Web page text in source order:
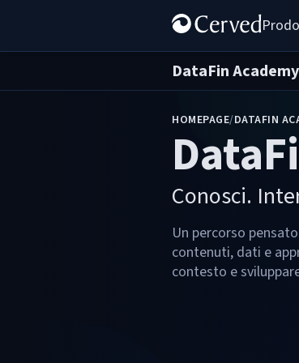
DataFin Academy
HOMEPAGE/DATAFIN
Conosci.
Un percorso
contenuti, dati e
contesto e